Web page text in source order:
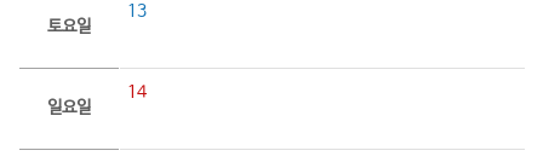
토요일
13
일요일
14